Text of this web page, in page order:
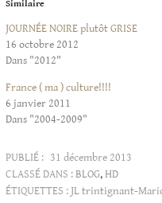
Similaire
JOURNÉE NOIRE plutôt GRISE
16 octobre 2012
Dans "2012"
France ( ma ) culture!!!!
6 janvier 2011
Dans "2004-2009"
PUBLIÉ : 31 décembre 2013
CLASSÉ DANS :BLOG,HD
ÉTIQUETTES :JL trintignant-